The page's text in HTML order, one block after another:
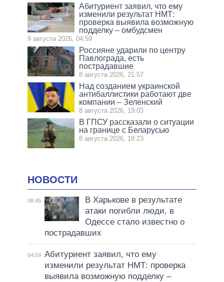
Абитуриент заявил, что ему
изменили результат НМТ:
проверка выявила возможную
подделку – омбудсмен
9 августа 2026, 04:59
Россияне ударили по центру
Павлограда, есть
пострадавшие
8 августа 2026, 21:57
Над созданием украинской
антибаллистики работают две
компании – Зеленский
8 августа 2026, 19:03
В ГПСУ рассказали о ситуации
на границе с Беларусью
8 августа 2026, 18:23
НОВОСТИ
08:45
В Харькове в результате
атаки погибли люди, в
Одессе стало известно о
пострадавших
04:59 Абитуриент заявил, что ему
изменили результат НМТ: проверка
выявила возможную подделку –